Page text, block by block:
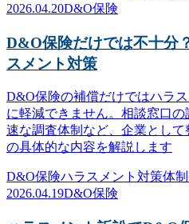
2026.04.20D&O保険
D&O保険だけでは不十分
スメント対策
D&O保険の補償だけではハラ
に軽減できません。相談窓口
速な調査体制など、企業とし
の具体的な内容を解説します
D&O保険ハラスメント対策体
2026.04.19D&O保険